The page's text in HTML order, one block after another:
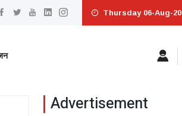
Thursday 06-Aug-
Advertisement